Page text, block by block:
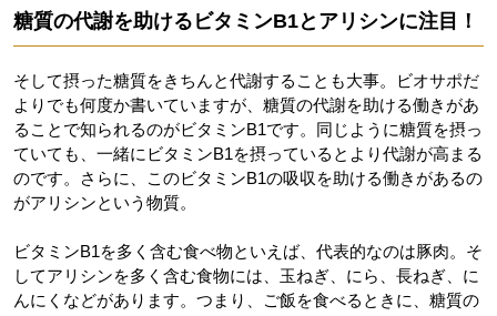
糖質の代謝を助けるビタミンB1とアリシンに注目！
そして摂った糖質をきちんと代謝することも大事。ビオサポだ
よりでも何度か書いていますが、糖質の代謝を助ける働きがあ
ることで知られるのがビタミンB1です。同じように糖質を摂っ
ていても、一緒にビタミンB1を摂っているとより代謝が高まる
のです。さらに、このビタミンB1の吸収を助ける働きがあるの
がアリシンという物質。
ビタミンB1を多く含む食べ物といえば、代表的なのは豚肉。そ
してアリシンを多く含む食物には、玉ねぎ、にら、長ねぎ、に
んにくなどがあります。つまり、ご飯を食べるときに、糖質の